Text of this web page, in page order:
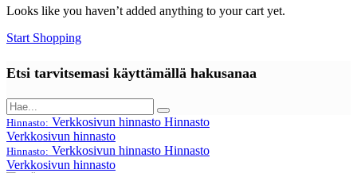
Looks like you haven’t added anything to your cart yet.
Start Shopping
Etsi tarvitsemasi käyttämällä hakusanaa
Hinnasto: Verkkosivun hinnasto Hinnasto
Verkkosivun hinnasto
Hinnasto: Verkkosivun hinnasto Hinnasto
Verkkosivun hinnasto